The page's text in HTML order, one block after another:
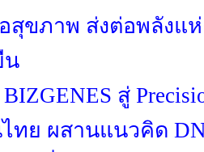
สุขภาพ ส่งต่อพลังแ
น
สู่
ไทย ผสานแนวคิด